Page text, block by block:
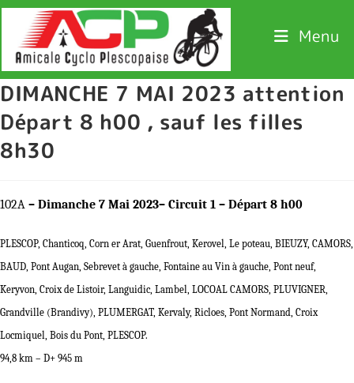
Menu
DIMANCHE 7 MAI 2023 attention
Départ 8 h00 , sauf les filles
8h30
102A – Dimanche 7 Mai 2023– Circuit 1 – Départ 8 h00
PLESCOP, Chanticoq, Corn er Arat, Guenfrout, Kerovel, Le poteau, BIEUZY, CAMORS,
BAUD, Pont Augan, Sebrevet à gauche, Fontaine au Vin à gauche, Pont neuf,
Keryvon, Croix de Listoir, Languidic, Lambel, LOCOAL CAMORS, PLUVIGNER,
Grandville (Brandivy), PLUMERGAT, Kervaly, Ricloes, Pont Normand, Croix
Locmiquel, Bois du Pont, PLESCOP.
94,8 km – D+ 945 m